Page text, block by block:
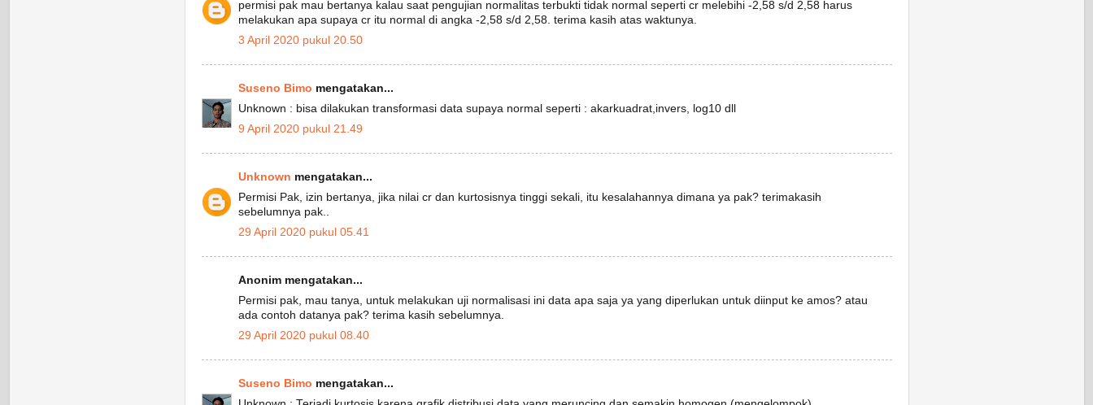
permisi pak mau bertanya kalau saat pengujian normalitas terbukti tidak normal seperti cr melebihi -2,58 s/d 2,58 harus
melakukan apa supaya cr itu normal di angka -2,58 s/d 2,58. terima kasih atas waktunya.
3 April 2020 pukul 20.50
Suseno Bimo mengatakan...
Unknown : bisa dilakukan transformasi data supaya normal seperti : akarkuadrat,invers, log10 dll
9 April 2020 pukul 21.49
Unknown mengatakan...
Permisi Pak, izin bertanya, jika nilai cr dan kurtosisnya tinggi sekali, itu kesalahannya dimana ya pak? terimakasih
sebelumnya pak..
29 April 2020 pukul 05.41
Anonim mengatakan...
Permisi pak, mau tanya, untuk melakukan uji normalisasi ini data apa saja ya yang diperlukan untuk diinput ke amos? atau
ada contoh datanya pak? terima kasih sebelumnya.
29 April 2020 pukul 08.40
Suseno Bimo mengatakan...